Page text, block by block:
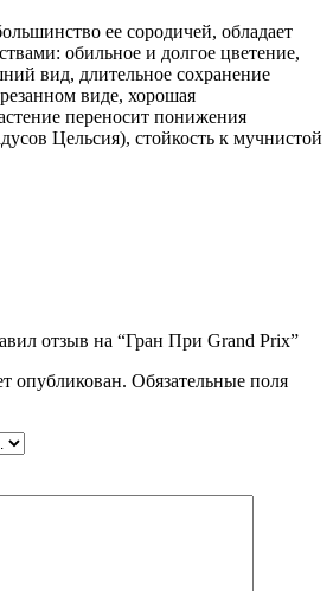
ее сородичей, обладает
обильное и долгое цветение,
вид, длительное сохранение
виде, хорошая
переносит понижения
Цельсия), стойкость к мучнистой
отзыв на “Гран При Grand Prix”
опубликован. Обязательные поля